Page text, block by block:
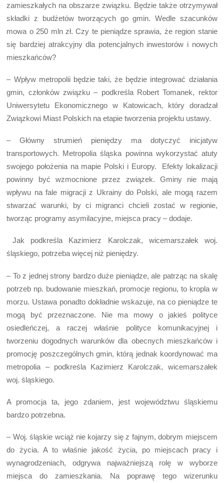
zamieszkałych na obszarze związku. Będzie także otrzymywał
składki z budżetów tworzących go gmin. Wedle szacunków
mowa o 250 mln zł. Czy te pieniądze sprawia, że region stanie
się bardziej atrakcyjny dla potencjalnych inwestorów i nowych
mieszkańców?
– Wpływ metropolii będzie taki, że będzie integrować działania
gmin, członków związku – podkreśla Robert Tomanek, rektor
Uniwersytetu Ekonomicznego w Katowicach, który doradzał
Związkowi Miast Polskich na etapie tworzenia projektu ustawy.
– Główny strumień pieniędzy ma dotyczyć inicjatyw
transportowych. Metropolia śląska powinna wykorzystać atuty
swojego położenia na mapie Polski i Europy. Efekty lokalizacji
powinny być wzmocnione przez związek. Gminy nie mają
wpływu na fale migracji z Ukrainy do Polski, ale mogą razem
stwarzać warunki, by ci migranci chcieli zostać w regionie,
tworząc programy asymilacyjne, miejsca pracy – dodaje.
Jak podkreśla Kazimierz Karolczak, wicemarszałek woj.
śląskiego, potrzeba więcej niż pieniędzy.
– To z jednej strony bardzo duże pieniądze, ale patrząc na skalę
potrzeb np. budowanie mieszkań, promocje regionu, to kropla w
morzu. Ustawa ponadto dokładnie wskazuje, na co pieniądze te
mogą być przeznaczone. Nie ma mowy o jakieś polityce
osiedleńczej, a raczej właśnie polityce komunikacyjnej i
tworzeniu dogodnych warunków dla obecnych mieszkańców i
promocję poszczególnych gmin, którą jednak koordynować ma
metropolia – podkreśla Kazimierz Karolczak, wicemarszałek
woj. śląskiego.
A promocja ta, jego zdaniem, jest województwu śląskiemu
bardzo potrzebna.
– Woj. śląskie wciąż nie kojarzy się z fajnym, dobrym miejscem
do życia. A to właśnie jakość życia, po miejscach pracy i
wynagrodzeniach, odgrywa najważniejszą rolę w wyborze
miejsca do zamieszkania. Na poprawę tego wizerunku